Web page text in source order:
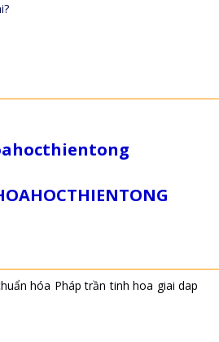
hóa Pháp trần tinh hoa giai dap